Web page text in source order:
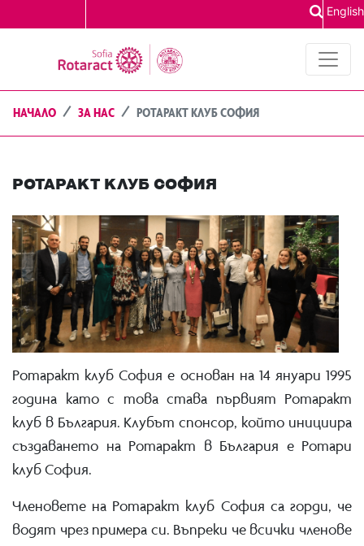
English
НАЧАЛО ЗА НАС РОТАРАКТ КЛУБ СОФИЯ
РОТАРАКТ КЛУБ СОФИЯ
Ротаракт клуб София е основан на 14 януари 1995
година като с това става първият Ротаракт
клуб в България. Клубът спонсор, който инициира
създаването на Ротаракт в България е Ротари
клуб София.
Членовете на Ротаракт клуб София са горди, че
водят чрез примера си. Въпреки че всички членове